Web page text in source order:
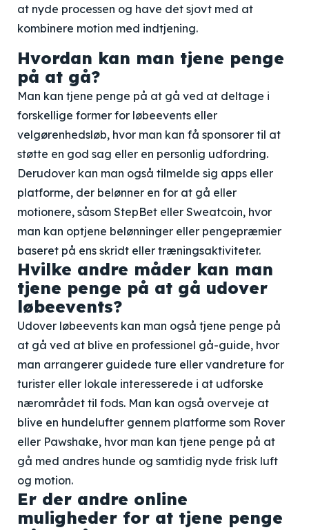
at nyde processen og have det sjovt med at
kombinere motion med indtjening.
Hvordan kan man tjene penge
på at gå?
Man kan tjene penge på at gå ved at deltage i
forskellige former for løbeevents eller
velgørenhedsløb, hvor man kan få sponsorer til at
støtte en god sag eller en personlig udfordring.
Derudover kan man også tilmelde sig apps eller
platforme, der belønner en for at gå eller
motionere, såsom StepBet eller Sweatcoin, hvor
man kan optjene belønninger eller pengepræmier
baseret på ens skridt eller træningsaktiviteter.
Hvilke andre måder kan man
tjene penge på at gå udover
løbeevents?
Udover løbeevents kan man også tjene penge på
at gå ved at blive en professionel gå-guide, hvor
man arrangerer guidede ture eller vandreture for
turister eller lokale interesserede i at udforske
nærområdet til fods. Man kan også overveje at
blive en hundelufter gennem platforme som Rover
eller Pawshake, hvor man kan tjene penge på at
gå med andres hunde og samtidig nyde frisk luft
og motion.
Er der andre online
muligheder for at tjene penge